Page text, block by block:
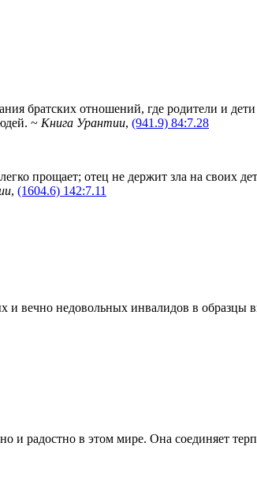
братских отношений, где родители и
~ Книга Урантии, (941.9) 84:7.28
прощает; отец не держит зла на своих
, (1604.6) 142:7.11
и вечно недовольных инвалидов в
и радостно в этом мире. Она соединяет